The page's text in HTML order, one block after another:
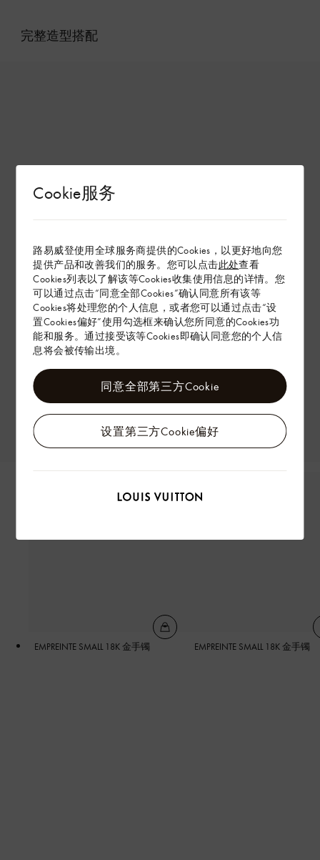
Cookie服务
路易威登使用全球服务商提供的Cookies，以更好地向您
提供产品和改善我们的服务。您可以点击此处查看
Cookies列表以了解该等Cookies收集使用信息的详情。您
可以通过点击“同意全部Cookies”确认同意所有该等
Cookies将处理您的个人信息，或者您可以通过点击“设
置Cookies偏好”使用勾选框来确认您所同意的Cookies功
能和服务。通过接受该等Cookies即确认同意您的个人信
息将会被传输出境。
设置第三方Cookie偏好
同意全部第三方Cookie
完整造型搭配
EMPREINTE SMALL 18K 金手镯 EMPREINTE SMALL 18K 金手镯